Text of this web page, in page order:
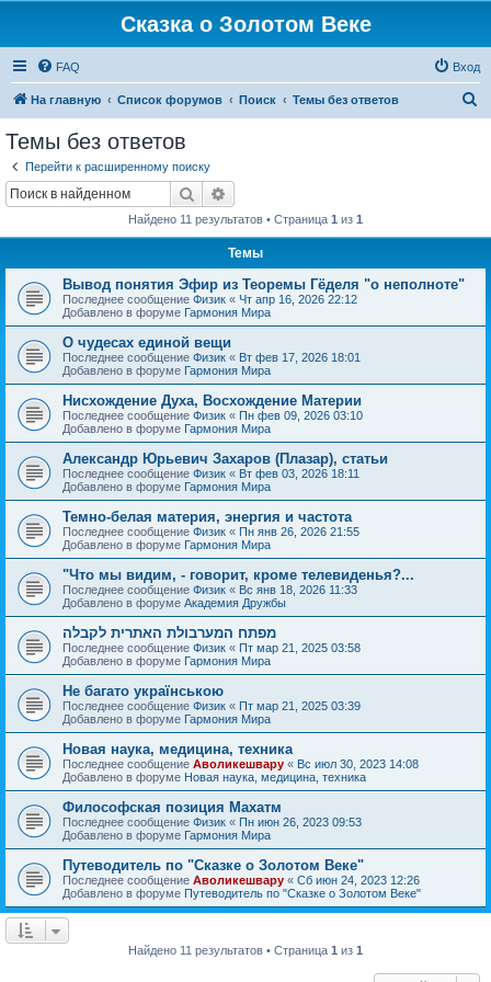
Сказка о Золотом Веке
FAQ Вход
На главную Список форумов Поиск Темы без ответов
Темы без ответов
Перейти к расширенному поиску
Поиск
Найдено 11 результатов • Страница 1 из 1
Темы
Вывод понятия Эфир из Теоремы Гёделя "о неполноте"
Последнее сообщение Физик « Чт апр 16, 2026 22:12
Добавлено в форуме Гармония Мира
О чудесах единой вещи
Последнее сообщение Физик « Вт фев 17, 2026 18:01
Добавлено в форуме Гармония Мира
Нисхождение Духа, Восхождение Материи
Последнее сообщение Физик « Пн фев 09, 2026 03:10
Добавлено в форуме Гармония Мира
Александр Юрьевич Захаров (Плазар), статьи
Последнее сообщение Физик « Вт фев 03, 2026 18:11
Добавлено в форуме Гармония Мира
Темно-белая материя, энергия и частота
Последнее сообщение Физик « Пн янв 26, 2026 21:55
Добавлено в форуме Гармония Мира
"Что мы видим, - говорит, кроме телевиденья?...
Последнее сообщение Физик « Вс янв 18, 2026 11:33
Добавлено в форуме Академия Дружбы
מפתח המערבולת האתרית לקבלה
Последнее сообщение Физик « Пт мар 21, 2025 03:58
Добавлено в форуме Гармония Мира
Не багато українською
Последнее сообщение Физик « Пт мар 21, 2025 03:39
Добавлено в форуме Гармония Мира
Новая наука, медицина, техника
Последнее сообщение Аволикешвару « Вс июл 30, 2023 14:08
Добавлено в форуме Новая наука, медицина, техника
Философская позиция Махатм
Последнее сообщение Физик « Пн июн 26, 2023 09:53
Добавлено в форуме Гармония Мира
Путеводитель по "Сказке о Золотом Веке"
Последнее сообщение Аволикешвару « Сб июн 24, 2023 12:26
Добавлено в форуме Путеводитель по "Сказке о Золотом Веке"
Найдено 11 результатов • Страница 1 из 1